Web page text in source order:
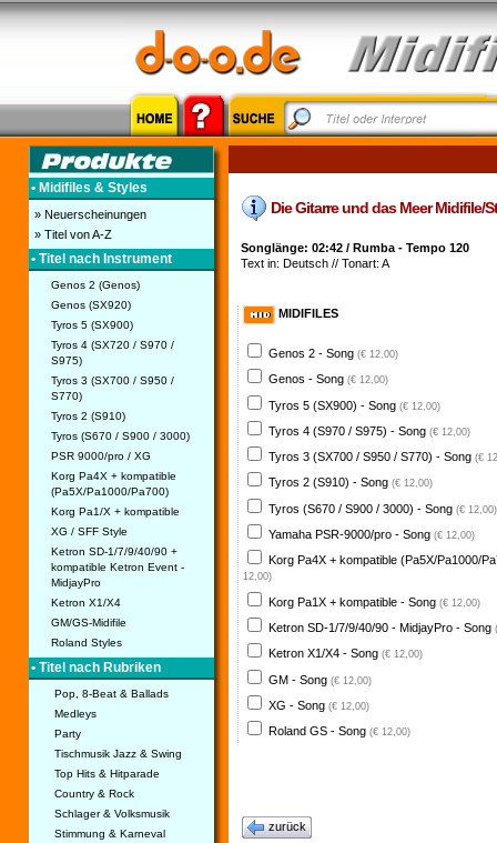
• Midifiles & Styles
» Neuerscheinungen
» Titel von A-Z
• Titel nach Instrument
Genos 2 (Genos)
Genos (SX920)
Tyros 5 (SX900)
Tyros 4 (SX720 / S970 /
S975)
Tyros 3 (SX700 / S950 /
S770)
Tyros 2 (S910)
Tyros (S670 / S900 / 3000)
PSR 9000/pro / XG
Korg Pa4X + kompatible
(Pa5X/Pa1000/Pa700)
Korg Pa1/X + kompatible
XG / SFF Style
Ketron SD-1/7/9/40/90 +
kompatible Ketron Event -
MidjayPro
Ketron X1/X4
GM/GS-Midifile
Roland Styles
• Titel nach Rubriken
Pop, 8-Beat & Ballads
Medleys
Party
Tischmusik Jazz & Swing
Top Hits & Hitparade
Country & Rock
Schlager & Volksmusik
Stimmung & Karneval
Die Gitarre und das Meer Midifile/
Songlänge: 02:42 / Rumba - Tempo 120
Text in: Deutsch // Tonart: A
MIDIFILES
Genos 2 - Song (€ 12,00)
Genos - Song (€ 12,00)
Tyros 5 (SX900) - Song (€ 12,00)
Tyros 4 (S970 / S975) - Song (€ 12,00)
Tyros 3 (SX700 / S950 / S770) - Song (€
Tyros 2 (S910) - Song (€ 12,00)
Tyros (S670 / S900 / 3000) - Song (€ 12,00)
Yamaha PSR-9000/pro - Song (€ 12,00)
Korg Pa4X + kompatible (Pa5X/Pa1000/
12,00)
Korg Pa1X + kompatible - Song (€ 12,00)
Ketron SD-1/7/9/40/90 - MidjayPro - Song
Ketron X1/X4 - Song (€ 12,00)
GM - Song (€ 12,00)
XG - Song (€ 12,00)
Roland GS - Song (€ 12,00)
zurück